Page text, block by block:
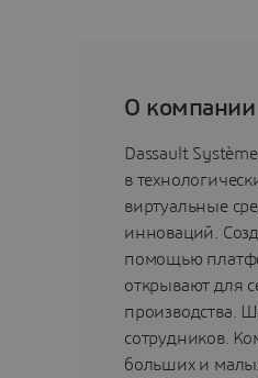
О компании
Dassault
в
виртуальные
инноваций.
помощью
открывают для
производства.
сотрудников.
больших и